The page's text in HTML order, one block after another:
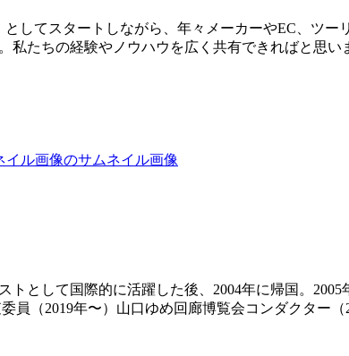
してスタートしながら、年々メーカーやEC、ツ
たちの経験やノウハウを広く共有できればと思い
として国際的に活躍した後、2004年に帰国。
（2019年〜）山口ゆめ回廊博覧会コンダクター